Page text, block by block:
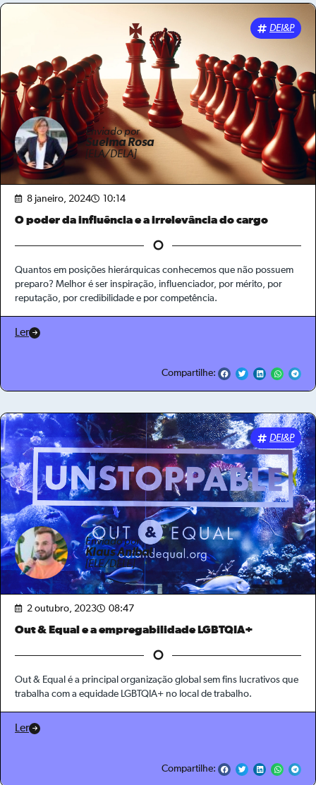
DEI&P
Enviado por
Suelma Rosa
[ELA/DELA]
8 janeiro, 2024 10:14
O poder da influência e a irrelevância do cargo
Quantos em posições hierárquicas conhecemos que não possuem
preparo? Melhor é ser inspiração, influenciador, por mérito, por
reputação, por credibilidade e por competência.
Ler
Compartilhe:
DEI&P
Enviado por
Klaus Anibal
[ELE/DELE]
2 outubro, 2023 08:47
Out & Equal e a empregabilidade LGBTQIA+
Out & Equal é a principal organização global sem fins lucrativos que
trabalha com a equidade LGBTQIA+ no local de trabalho.
Ler
Compartilhe: